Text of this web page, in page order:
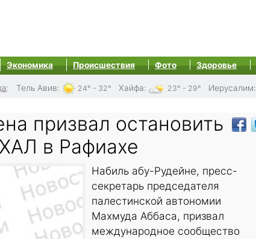
Экономика Происшествия Фото Здоровье
: Тель Авив: 24° - 32° Хайфа: 23° - 29° Иерусалим:
призвал остановить
в Рафиахе
Набиль абу-Рудейне, пресс-
секретарь председателя
палестинской автономии
Махмуда Аббаса, призвал
международное сообщество